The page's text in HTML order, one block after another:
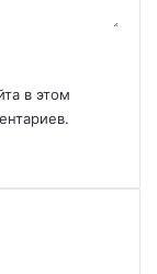
в этом